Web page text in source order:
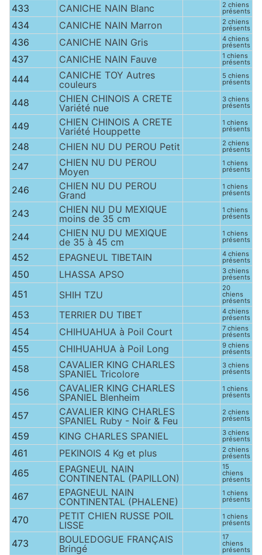
433 CANICHE NAIN Blanc 2 chiens
présents
434 CANICHE NAIN Marron 2 chiens
présents
436 CANICHE NAIN Gris 4 chiens
présents
437 CANICHE NAIN Fauve 1 chiens
présents
444
CANICHE TOY Autres
couleurs
5 chiens
présents
448
CHIEN CHINOIS A CRETE
Variété nue
3 chiens
présents
449
CHIEN CHINOIS A CRETE
Variété Houppette
1 chiens
présents
248 CHIEN NU DU PEROU Petit 2 chiens
présents
247
CHIEN NU DU PEROU
Moyen
1 chiens
présents
246
CHIEN NU DU PEROU
Grand
1 chiens
présents
243
CHIEN NU DU MEXIQUE
moins de 35 cm
1 chiens
présents
244
CHIEN NU DU MEXIQUE
de 35 à 45 cm
1 chiens
présents
452 EPAGNEUL TIBETAIN 4 chiens
présents
450 LHASSA APSO 3 chiens
présents
451 SHIH TZU
20
chiens
présents
453 TERRIER DU TIBET 4 chiens
présents
454 CHIHUAHUA à Poil Court 7 chiens
présents
455 CHIHUAHUA à Poil Long 9 chiens
présents
458
CAVALIER KING CHARLES
SPANIEL Tricolore
3 chiens
présents
456
CAVALIER KING CHARLES
SPANIEL Blenheim
1 chiens
présents
457
CAVALIER KING CHARLES
SPANIEL Ruby - Noir & Feu
2 chiens
présents
459 KING CHARLES SPANIEL 3 chiens
présents
461 PEKINOIS 4 Kg et plus 2 chiens
présents
465
EPAGNEUL NAIN
CONTINENTAL (PAPILLON)
15
chiens
présents
467
EPAGNEUL NAIN
CONTINENTAL (PHALENE)
1 chiens
présents
470
PETIT CHIEN RUSSE POIL
LISSE
1 chiens
présents
473
BOULEDOGUE FRANÇAIS
Bringé
17
chiens
présents